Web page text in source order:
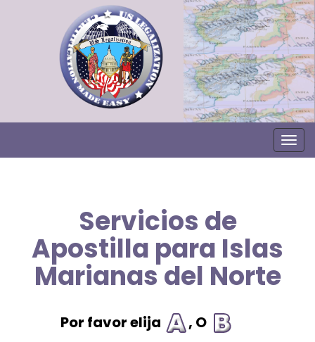
Servicios de
Apostilla para Islas
Marianas del Norte
Por favor elija , O